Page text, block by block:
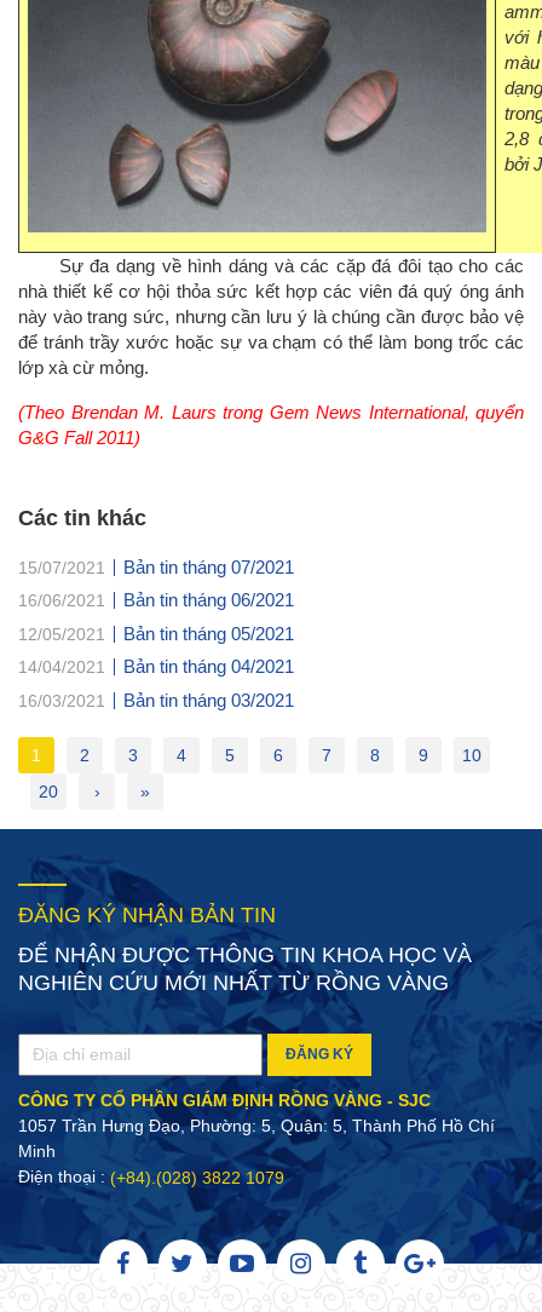
với
2,8
bởi
Sự đa dạng về hình dáng và các cặp đá đôi tạo cho các
nhà thiết kế cơ hội thỏa sức kết hợp các viên đá quý óng ánh
này vào trang sức, nhưng cần lưu ý là chúng cần được bảo vệ
để tránh trầy xước hoặc sự va chạm có thể làm bong trốc các
lớp xà cừ mỏng.
(Theo Brendan M. Laurs trong Gem News International, quyển
G&G Fall 2011)
Các tin khác
15/07/2021 Bản tin tháng 07/2021
16/06/2021 Bản tin tháng 06/2021
12/05/2021 Bản tin tháng 05/2021
14/04/2021 Bản tin tháng 04/2021
16/03/2021 Bản tin tháng 03/2021
1 2 3 4 5 6 7 8 9
10
20
› »
ĐĂNG KÝ NHẬN BẢN TIN
ĐỂ NHẬN ĐƯỢC THÔNG TIN KHOA HỌC VÀ
NGHIÊN CỨU MỚI NHẤT TỪ RỒNG VÀNG
ĐĂNG KÝ
CÔNG TY CỔ PHẦN GIÁM ĐỊNH RỒNG VÀNG - SJC
1057 Trần Hưng Đạo, Phường: 5, Quận: 5, Thành Phố Hồ Chí
Minh
Điện thoại : (+84).(028) 3822 1079